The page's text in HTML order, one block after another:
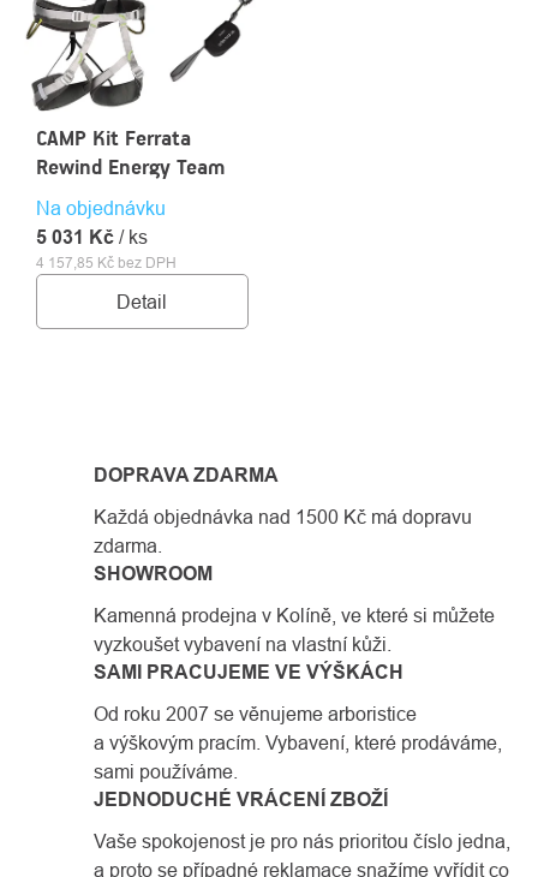
CAMP Kit Ferrata
Rewind Energy Team
Na objednávku
4 157,85 Kč bez DPH
5 031 Kč / ks
Detail
VÝPISU
DOPRAVA ZDARMA
Každá objednávka nad 1500 Kč má dopravu
zdarma.
SHOWROOM
Kamenná prodejna v Kolíně, ve které si můžete
vyzkoušet vybavení na vlastní kůži.
SAMI PRACUJEME VE VÝŠKÁCH
Od roku 2007 se věnujeme arboristice
a výškovým pracím. Vybavení, které prodáváme,
sami používáme.
JEDNODUCHÉ VRÁCENÍ ZBOŽÍ
Vaše spokojenost je pro nás prioritou číslo jedna,
a proto se případné reklamace snažíme vyřídit co